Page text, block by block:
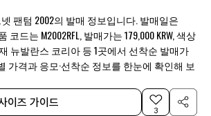
팬텀 2002의 발매 정보입니다. 발매일은
코드는 M2002RFL, 발매가는 179,000 KRW, 색상
뉴발란스 코리아 등 1곳에서 선착순 발매가
가격과 응모·선착순 정보를 한눈에 확인해 보
이즈 가이드
3